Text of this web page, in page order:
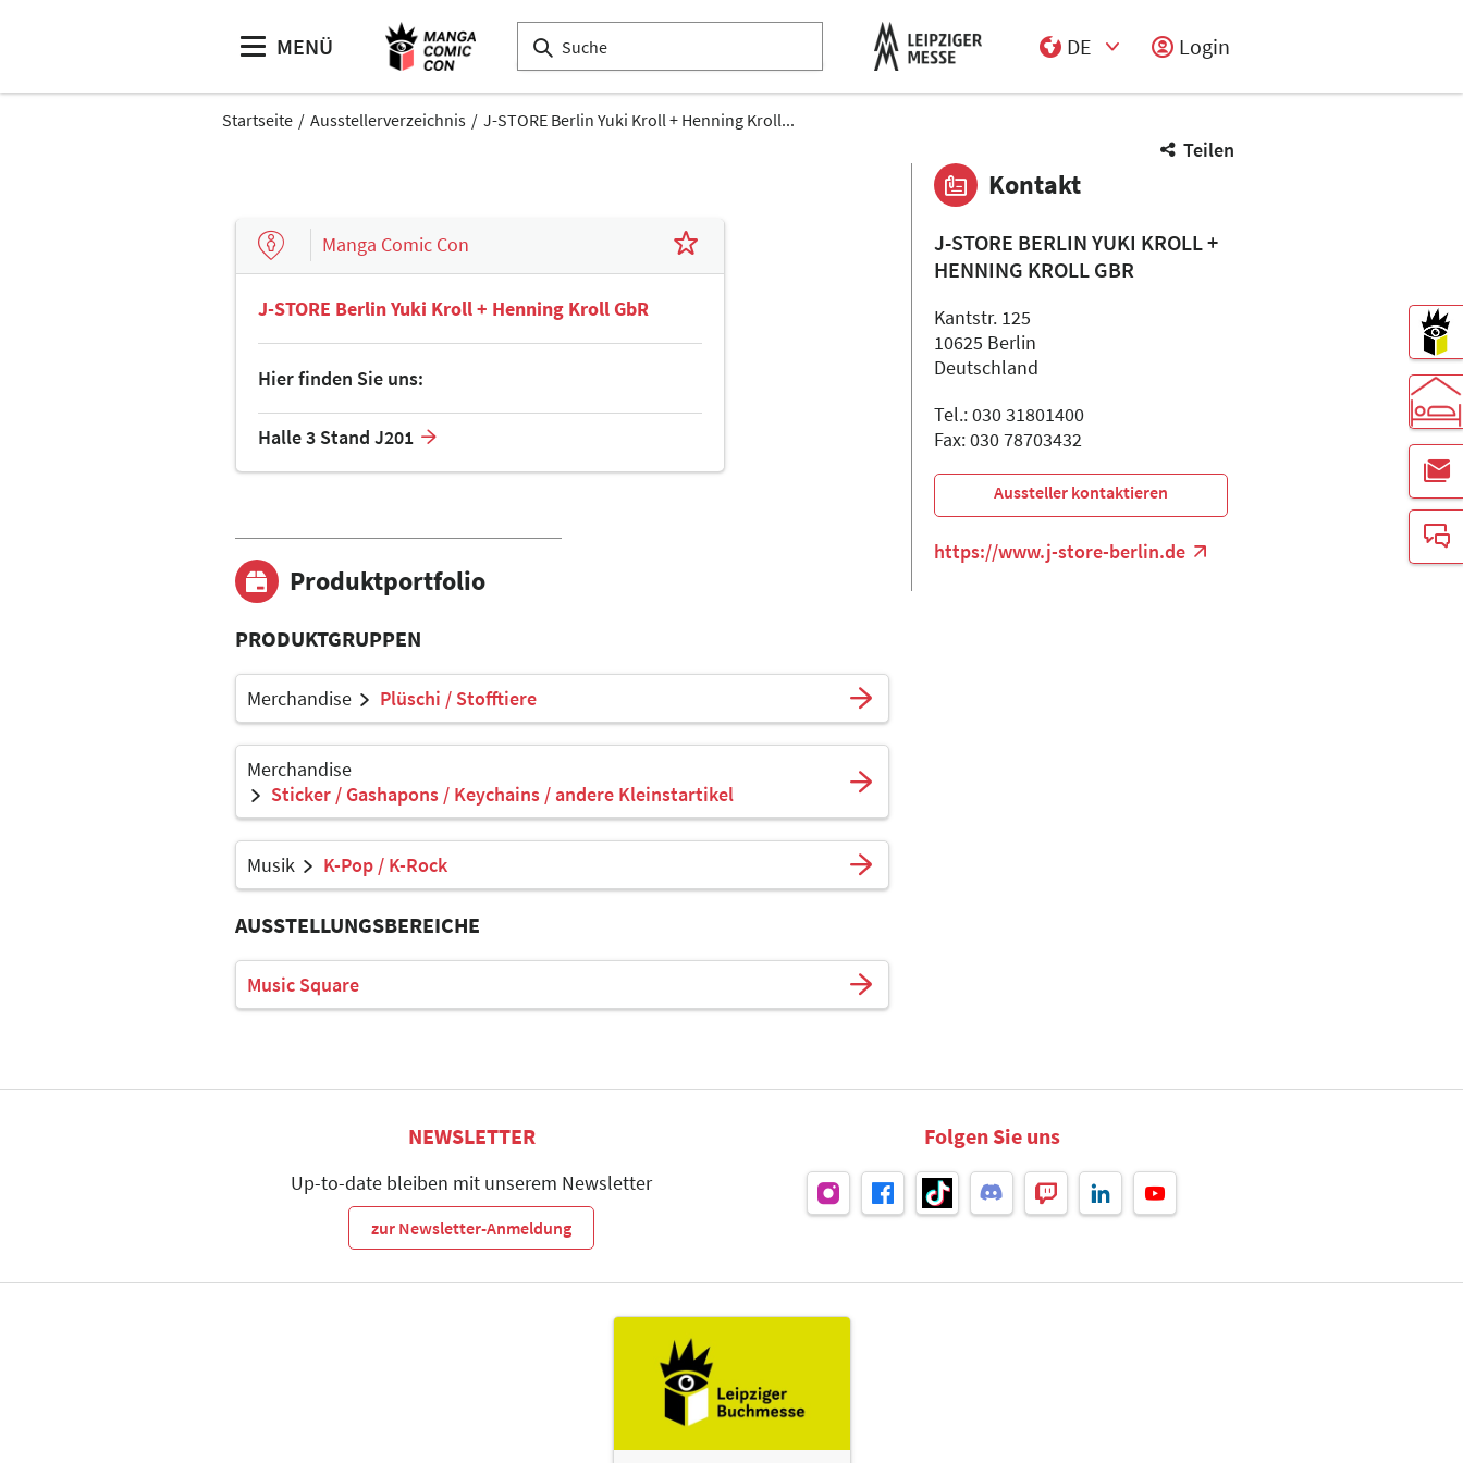
MENÜ
DE
Login
Startseite Ausstellerverzeichnis J-STORE Berlin Yuki Kroll + Henning Kroll...
Teilen
Manga Comic Con
J-STORE Berlin Yuki Kroll + Henning Kroll GbR
Hier finden Sie uns:
Halle 3 Stand J201
Produktportfolio
PRODUKTGRUPPEN
Merchandise Plüschi / Stofftiere
Merchandise
Sticker / Gashapons / Keychains / andere Kleinstartikel
Musik K-Pop / K-Rock
AUSSTELLUNGSBEREICHE
Music Square
Kontakt
J-STORE BERLIN YUKI KROLL +
HENNING KROLL GBR
Kantstr. 125
10625 Berlin
Deutschland
Tel.: 030 31801400
Fax: 030 78703432
Aussteller kontaktieren
https://www.j-store-berlin.de
NEWSLETTER
Up-to-date bleiben mit unserem Newsletter
zur Newsletter-Anmeldung
Folgen Sie uns